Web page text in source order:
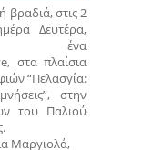
βραδιά, στις 2
Δευτέρα,
ένα
στα πλαίσια
“Πελασγία:
στην
του Παλιού
Μαργιολά,